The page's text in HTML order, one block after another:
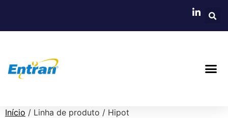
Início / Linha de produto / Hipot